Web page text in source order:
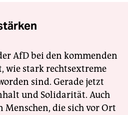
AfD bei den kommenden
wie stark rechtsextreme
sind. Gerade jetzt
und Solidarität. Auch
die sich vor Ort